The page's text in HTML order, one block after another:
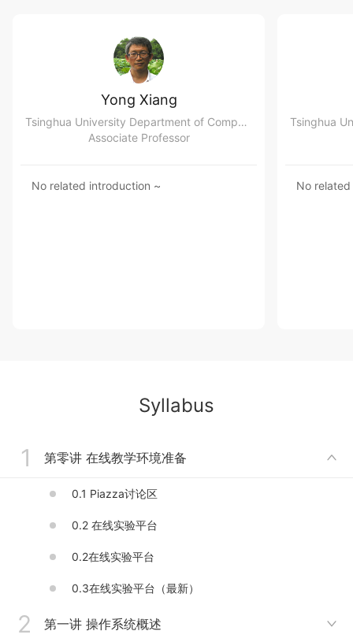
Yong Xiang
Tsinghua University Department of Computer Science & Technology
Associate Professor
No related introduction ~ No
Syllabus
1 第零讲 在线教学环境准备 
0.1 Piazza讨论区
0.2 在线实验平台
0.2在线实验平台
0.3在线实验平台（最新）
2 第一讲 操作系统概述 